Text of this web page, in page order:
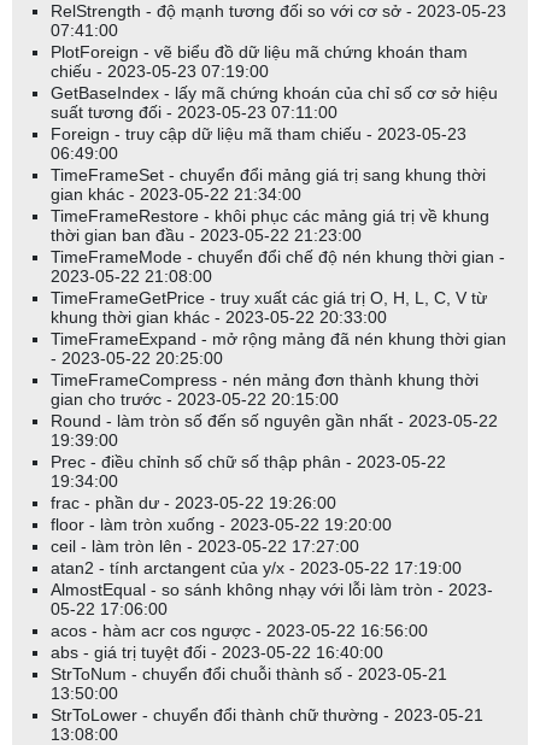
RelStrength - độ mạnh tương đối so với cơ sở - 2023-05-23
07:41:00
PlotForeign - vẽ biểu đồ dữ liệu mã chứng khoán tham
chiếu - 2023-05-23 07:19:00
GetBaseIndex - lấy mã chứng khoán của chỉ số cơ sở hiệu
suất tương đối - 2023-05-23 07:11:00
Foreign - truy cập dữ liệu mã tham chiếu - 2023-05-23
06:49:00
TimeFrameSet - chuyển đổi mảng giá trị sang khung thời
gian khác - 2023-05-22 21:34:00
TimeFrameRestore - khôi phục các mảng giá trị về khung
thời gian ban đầu - 2023-05-22 21:23:00
TimeFrameMode - chuyển đổi chế độ nén khung thời gian -
2023-05-22 21:08:00
TimeFrameGetPrice - truy xuất các giá trị O, H, L, C, V từ
khung thời gian khác - 2023-05-22 20:33:00
TimeFrameExpand - mở rộng mảng đã nén khung thời gian
- 2023-05-22 20:25:00
TimeFrameCompress - nén mảng đơn thành khung thời
gian cho trước - 2023-05-22 20:15:00
Round - làm tròn số đến số nguyên gần nhất - 2023-05-22
19:39:00
Prec - điều chỉnh số chữ số thập phân - 2023-05-22
19:34:00
frac - phần dư - 2023-05-22 19:26:00
floor - làm tròn xuống - 2023-05-22 19:20:00
ceil - làm tròn lên - 2023-05-22 17:27:00
atan2 - tính arctangent của y/x - 2023-05-22 17:19:00
AlmostEqual - so sánh không nhạy với lỗi làm tròn - 2023-
05-22 17:06:00
acos - hàm acr cos ngược - 2023-05-22 16:56:00
abs - giá trị tuyệt đối - 2023-05-22 16:40:00
StrToNum - chuyển đổi chuỗi thành số - 2023-05-21
13:50:00
StrToLower - chuyển đổi thành chữ thường - 2023-05-21
13:08:00